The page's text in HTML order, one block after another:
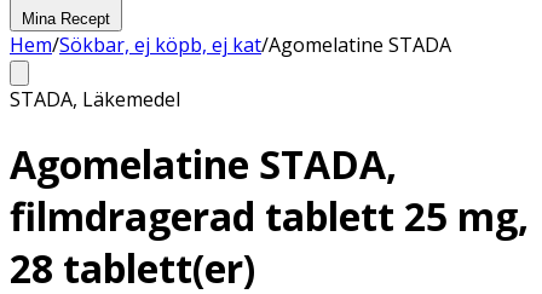
Mina Recept
Hem/Sökbar, ej köpb, ej kat/Agomelatine STADA
STADA, Läkemedel
Agomelatine STADA,
filmdragerad tablett 25 mg,
28 tablett(er)